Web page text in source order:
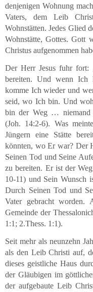
denjenigen Wohnung
Vaters, dem Leib
Wohnstätten. Jedes Glied
Wohnstätte, Gottes.
Christus aufgenommen
Der Herr Jesus fuhr fort:
bereiten. Und wenn Ich
komme Ich wieder und
seid, wo Ich bin. Und
bin der Weg … niemand
(Joh. 14:2-6). Was
Jüngern eine Stätte
könnten, wo Er war? Der
Seinen Tod und Seine
zu bereiten. Er ist der
10-11) und Sein Wunsch
Durch Seinen Tod und
Vater gebracht worden.
Gemeinde der
1:1; 2.Thess. 1:1).
Seit mehr als neunzehn
als den Leib Christi auf,
dieses geistliche Haus
der Gläubigen im
der aufgebaute Leib